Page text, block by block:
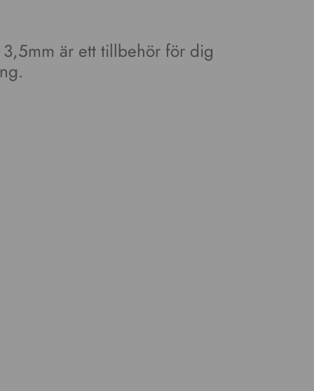
är ett tillbehör för dig